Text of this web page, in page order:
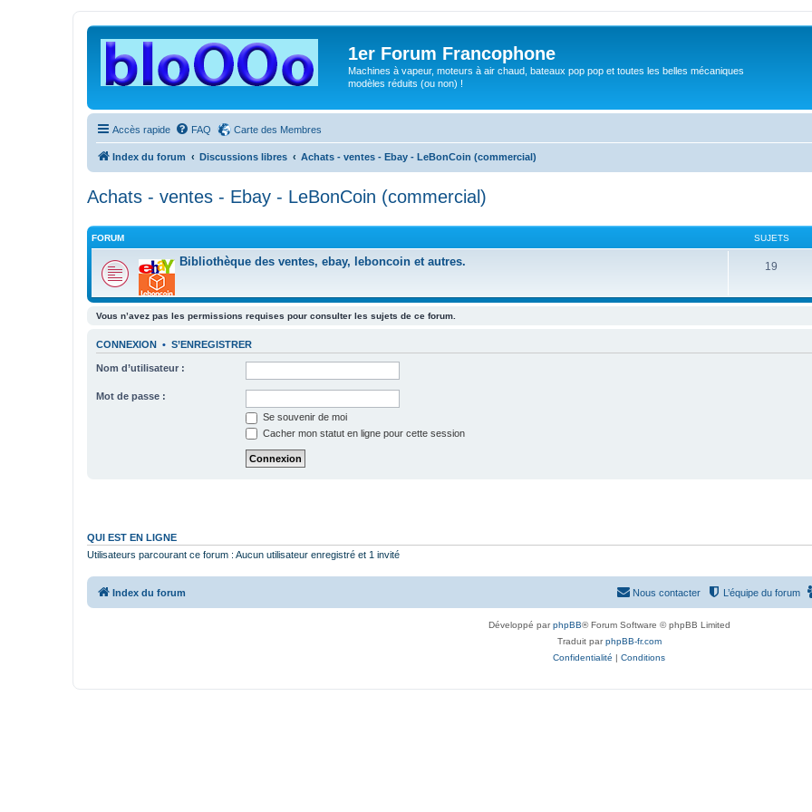
1er Forum Francophone
Machines à vapeur, moteurs à air chaud, bateaux pop pop et toutes les belles mécaniques
modèles réduits (ou non) !
Accès rapide FAQ Carte des Membres
Index du forum Discussions libres Achats - ventes - Ebay - LeBonCoin (commercial)
Achats - ventes - Ebay - LeBonCoin (commercial)
FORUM SUJETS
Bibliothèque des ventes, ebay, leboncoin et autres. 19
Vous n’avez pas les permissions requises pour consulter les sujets de ce forum.
CONNEXION • S’ENREGISTRER
Nom d’utilisateur :
Mot de passe :
Se souvenir de moi
Cacher mon statut en ligne pour cette session
QUI EST EN LIGNE
Utilisateurs parcourant ce forum : Aucun utilisateur enregistré et 1 invité
Index du forum L’équipe du forum
Nous contacter
Développé parphpBB® Forum Software © phpBB Limited
Traduit parphpBB-fr.com
Confidentialité | Conditions